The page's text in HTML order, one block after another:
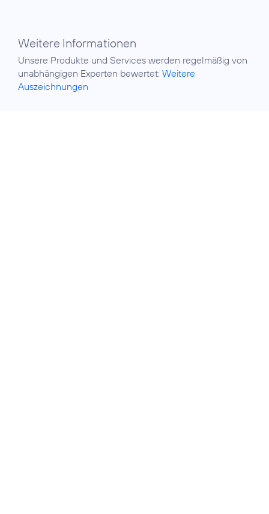
Weitere Informationen
Unsere Produkte und Services werden regelmäßig von
unabhängigen Experten bewertet: Weitere
Auszeichnungen